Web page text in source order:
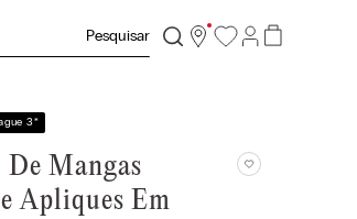
3*
De Mangas
Apliques Em